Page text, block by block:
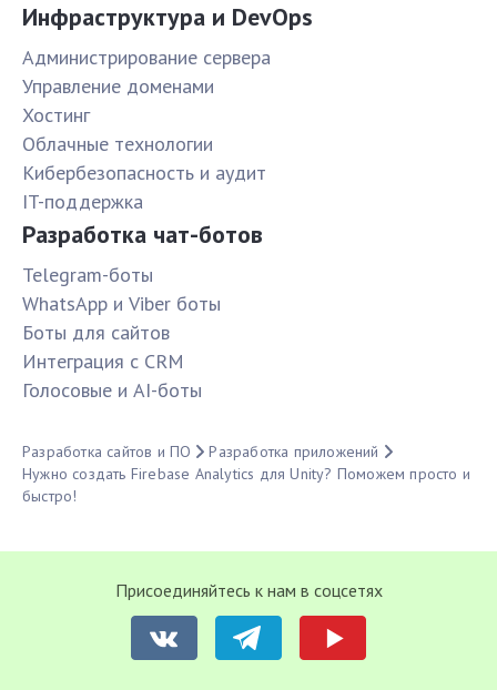
Инфраструктура и DevOps
Администрирование сервера
Управление доменами
Хостинг
Облачные технологии
Кибербезопасность и аудит
IT-поддержка
Разработка чат-ботов
Telegram-боты
WhatsApp и Viber боты
Боты для сайтов
Интеграция с CRM
Голосовые и AI-боты
Разработка сайтов и ПО
Разработка приложений
Нужно создать Firebase Analytics для Unity? Поможем просто и
быстро!
Присоединяйтесь к нам в соцсетях